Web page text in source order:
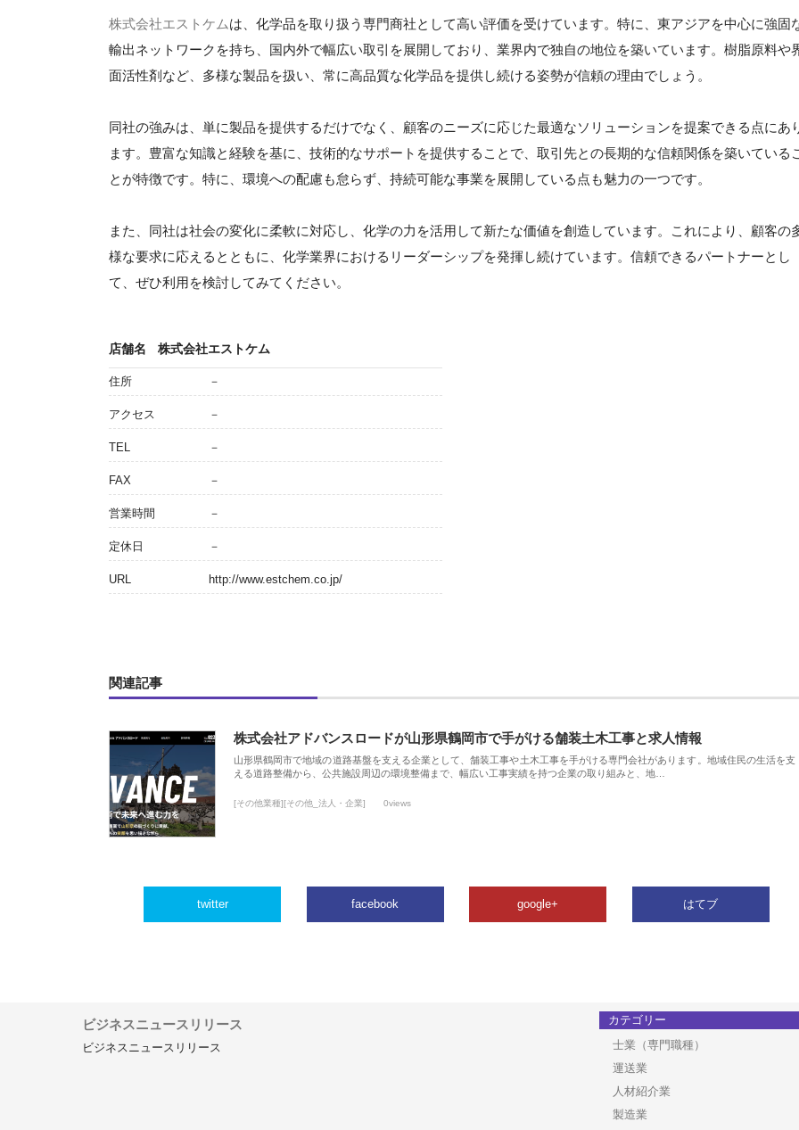
株式会社エストケムは、化学品を取り扱う専門商社として高い評価を受けています。特に、東アジアを中心に強固
輸出ネットワークを持ち、国内外で幅広い取引を展開しており、業界内で独自の地位を築いています。樹脂原料や
面活性剤など、多様な製品を扱い、常に高品質な化学品を提供し続ける姿勢が信頼の理由でしょう。
同社の強みは、単に製品を提供するだけでなく、顧客のニーズに応じた最適なソリューションを提案できる点にあ
ます。豊富な知識と経験を基に、技術的なサポートを提供することで、取引先との長期的な信頼関係を築いている
とが特徴です。特に、環境への配慮も怠らず、持続可能な事業を展開している点も魅力の一つです。
また、同社は社会の変化に柔軟に対応し、化学の力を活用して新たな価値を創造しています。これにより、顧客の
様な要求に応えるとともに、化学業界におけるリーダーシップを発揮し続けています。信頼できるパートナーとし
て、ぜひ利用を検討してみてください。
店舗名 株式会社エストケム
住所 －
アクセス －
TEL －
FAX －
営業時間 －
定休日 －
URL http://www.estchem.co.jp/
関連記事
株式会社アドバンスロードが山形県鶴岡市で手がける舗装土木工事と求人情報
山形県鶴岡市で地域の道路基盤を支える企業として、舗装工事や土木工事を手がける専門会社があります。地域住民の生活を支
える道路整備から、公共施設周辺の環境整備まで、幅広い工事実績を持つ企業の取り組みと、地…
[その他業種][その他_法人・企業] 0views
twitter facebook google+ はてブ
ビジネスニュースリリース
ビジネスニュースリリース
カテゴリー
士業（専門職種）
運送業
人材紹介業
製造業